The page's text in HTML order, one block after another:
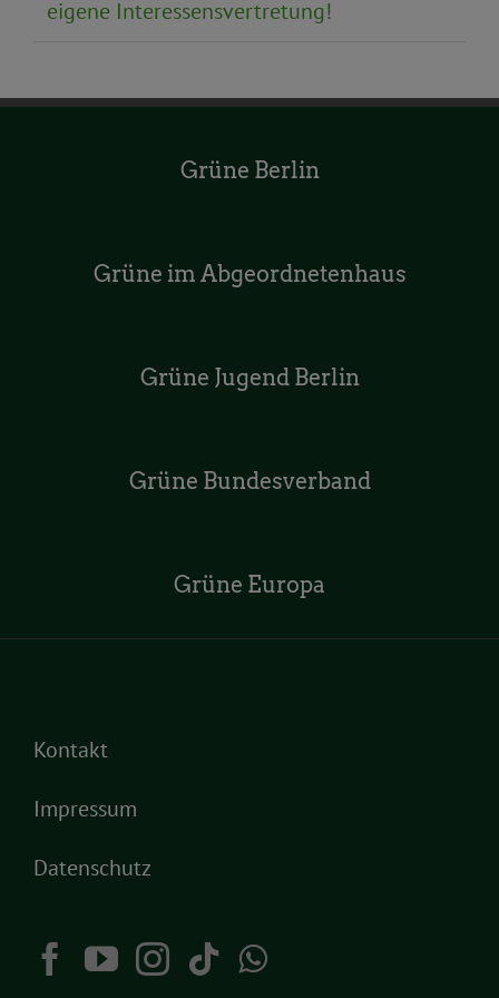
eigene Interessensvertretung!
Grüne Berlin
Grüne im Abgeordnetenhaus
Grüne Jugend Berlin
Grüne Bundesverband
Grüne Europa
Kontakt
Impressum
Datenschutz